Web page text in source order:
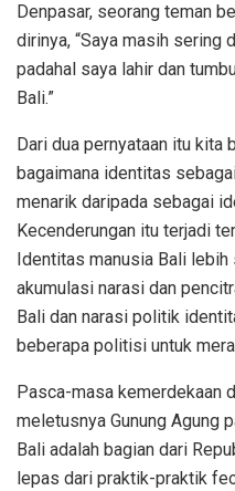
Denpasar, seorang teman
dirinya, “Saya masih sering
padahal saya lahir dan
Bali.”
Dari dua pernyataan itu
bagaimana identitas
menarik daripada sebagai
Kecenderungan itu terjadi
Identitas manusia Bali
akumulasi narasi dan
Bali dan narasi politik
beberapa politisi untuk
Pasca-masa kemerdekaan
meletusnya Gunung Agung
Bali adalah bagian dari
lepas dari praktik-praktik